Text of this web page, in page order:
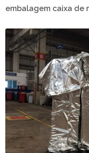
embalagem caixa de